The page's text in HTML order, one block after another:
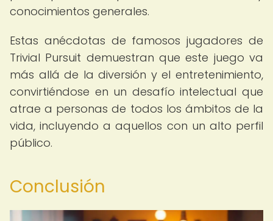
conocimientos generales.
Estas anécdotas de famosos jugadores de
Trivial Pursuit demuestran que este juego va
más allá de la diversión y el entretenimiento,
convirtiéndose en un desafío intelectual que
atrae a personas de todos los ámbitos de la
vida, incluyendo a aquellos con un alto perfil
público.
Conclusión